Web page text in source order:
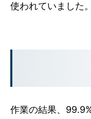
使われていました。
作業の結果、